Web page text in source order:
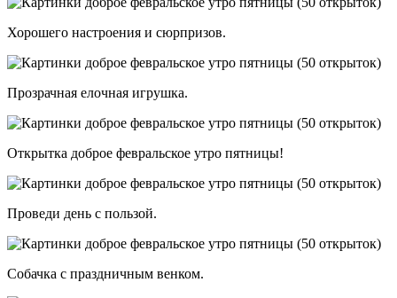
Хорошего настроения и сюрпризов.
Прозрачная елочная игрушка.
Открытка доброе февральское утро пятницы!
Проведи день с пользой.
Собачка с праздничным венком.